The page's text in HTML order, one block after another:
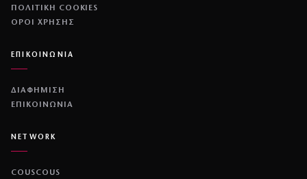
ΠΟΛΙΤΙΚΉ COOKIES
ΌΡΟΙ ΧΡΉΣΗΣ
ΕΠΙΚΟΙΝΩΝΙΑ
ΔΙΑΦΗΜΙΣΗ
ΕΠΙΚΟΙΝΩΝΙΑ
NETWORK
COUSCOUS